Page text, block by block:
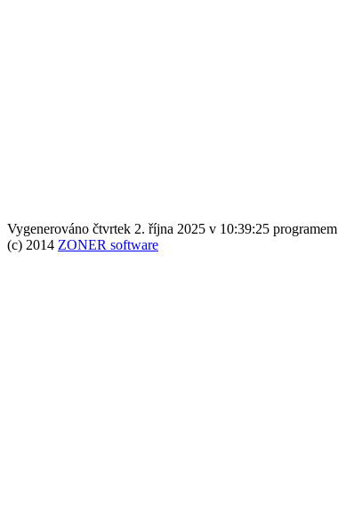
Vygenerováno čtvrtek 2. října 2025 v 10:39:25 programem
(c) 2014 ZONER software